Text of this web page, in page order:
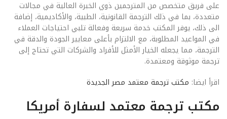
على فريق متخصص من المترجمين ذوي الخبرة العالية في مجالات
متعددة، بما في ذلك الترجمة القانونية، الطبية، والأكاديمية، إضافة
الى ذلك، يوفر المكتب خدمة سريعة وفعالة تلبي احتياجات العملاء
في المواعيد المطلوبة، مع الالتزام بأعلى معايير الجودة والدقة في
الترجمة، مما يجعله الخيار الأمثل للأفراد والشركات التي تحتاج إلى
ترجمة موثوقة ومعتمدة.
اقرأ ايضا: مكتب ترجمة معتمد مصر الجديدة
مكتب ترجمة معتمد لسفارة أمريكا